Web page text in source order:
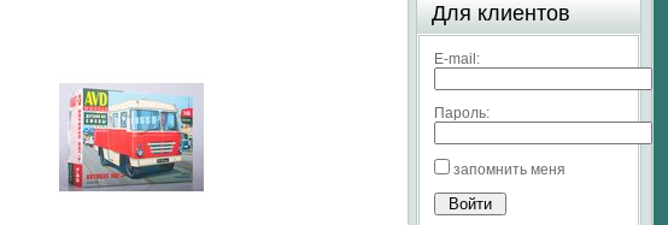
Для клиентов
E-mail:
Пароль:
запомнить меня